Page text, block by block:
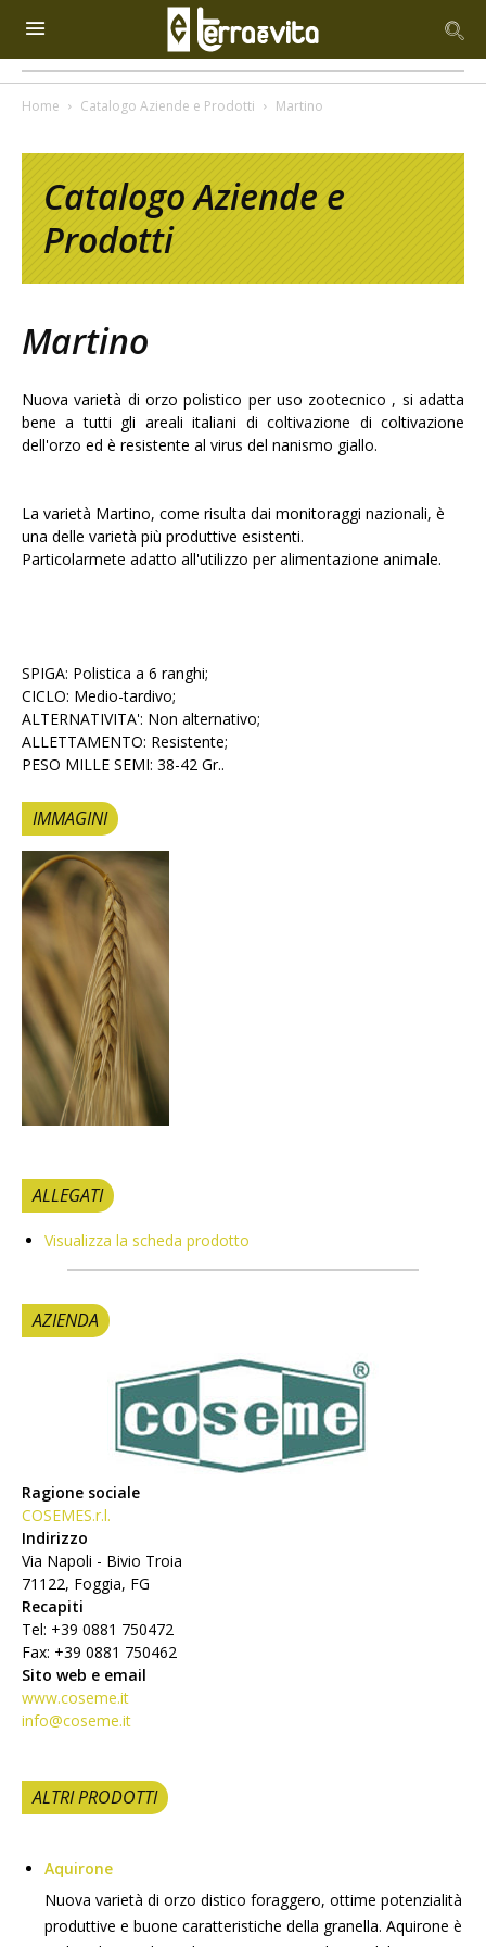
Home Catalogo Aziende e Prodotti Martino
Catalogo Aziende e
Prodotti
Martino
Nuova varietà di orzo polistico per uso zootecnico , si adatta
bene a tutti gli areali italiani di coltivazione di coltivazione
dell'orzo ed è resistente al virus del nanismo giallo.
La varietà Martino, come risulta dai monitoraggi nazionali, è
una delle varietà più produttive esistenti.
Particolarmete adatto all'utilizzo per alimentazione animale.
SPIGA: Polistica a 6 ranghi;
CICLO: Medio-tardivo;
ALTERNATIVITA': Non alternativo;
ALLETTAMENTO: Resistente;
PESO MILLE SEMI: 38-42 Gr..
IMMAGINI
ALLEGATI
Visualizza la scheda prodotto
AZIENDA
Ragione sociale
COSEMES.r.l.
Indirizzo
Via Napoli - Bivio Troia
71122, Foggia, FG
Recapiti
Tel: +39 0881 750472
Fax: +39 0881 750462
Sito web e email
www.coseme.it
info@coseme.it
ALTRI PRODOTTI
Aquirone
Nuova varietà di orzo distico foraggero, ottime potenzialità
produttive e buone caratteristiche della granella. Aquirone è